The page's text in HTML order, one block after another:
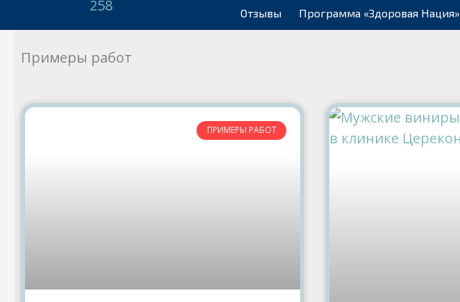
Отзывы
Программа «Здоровая Нация»
Примеры работ
ПРИМЕРЫ РАБОТ